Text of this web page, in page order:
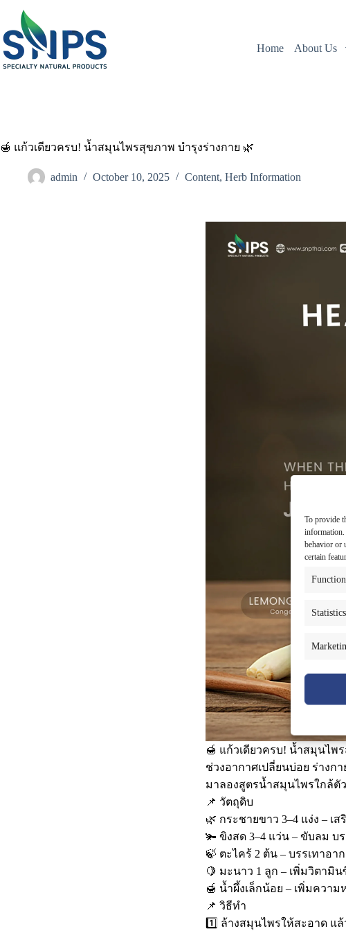
To provide
information.
behavior or
certain
Statistics
Home About Us
🍯 แก้วเดียวครบ! น้ำสมุนไพรสุขภาพ บำรุงร่างกาย 🌿
admin October 10, 2025 Content, Herb Information
🍯 แก้วเดียวครบ! น้ำสมุนไพ
ช่วงอากาศเปลี่ยนบ่อย ร่างก
มาลองสูตรน้ำสมุนไพรใกล้ตั
📌 วัตถุดิบ
🌿 กระชายขาว 3–4 แง่ง –
🫚 ขิงสด 3–4 แว่น – ขับลม บ
🍃 ตะไคร้ 2 ต้น – บรรเทาอา
🍋 มะนาว 1 ลูก – เพิ่มวิตามิ
🍯 น้ำผึ้งเล็กน้อย – เพิ่มควา
📌 วิธีทำ
1️⃣ ล้างสมุนไพรให้สะอาด แ